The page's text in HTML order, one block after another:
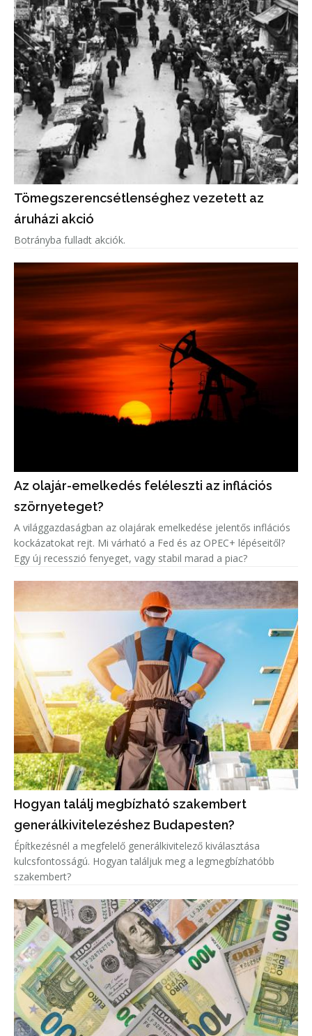
Tömegszerencsétlenséghez vezetett az
áruházi akció
Botrányba fulladt akciók.
Az olajár-emelkedés feléleszti az inflációs
szörnyeteget?
A világgazdaságban az olajárak emelkedése jelentős inflációs
kockázatokat rejt. Mi várható a Fed és az OPEC+ lépéseitől?
Egy új recesszió fenyeget, vagy stabil marad a piac?
Hogyan találj megbízható szakembert
generálkivitelezéshez Budapesten?
Építkezésnél a megfelelő generálkivitelező kiválasztása
kulcsfontosságú. Hogyan találjuk meg a legmegbízhatóbb
szakembert?